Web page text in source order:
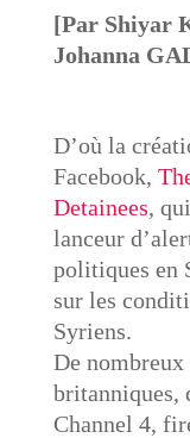
[Par Shiyar
Johanna
D’où la
Facebook,
Detainees,
lanceur
politiques en
sur les
Syriens.
De
britanniques,
Channel 4,